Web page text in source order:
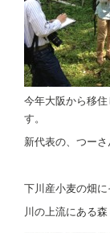
今年大阪から移
す。
新代表の、つー
下川産小麦の畑に
川の上流にある森